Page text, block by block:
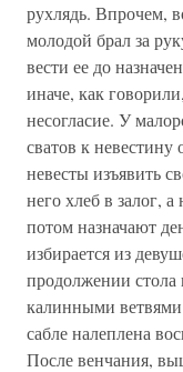
рухлядь. Впрочем,
молодой брал за
вести ее до
иначе, как
несогласие. У
сватов к
невесты изъявить
него хлеб в залог,
потом назначают
избирается из
продолжении
калинными
сабле налеплена
После венчания,